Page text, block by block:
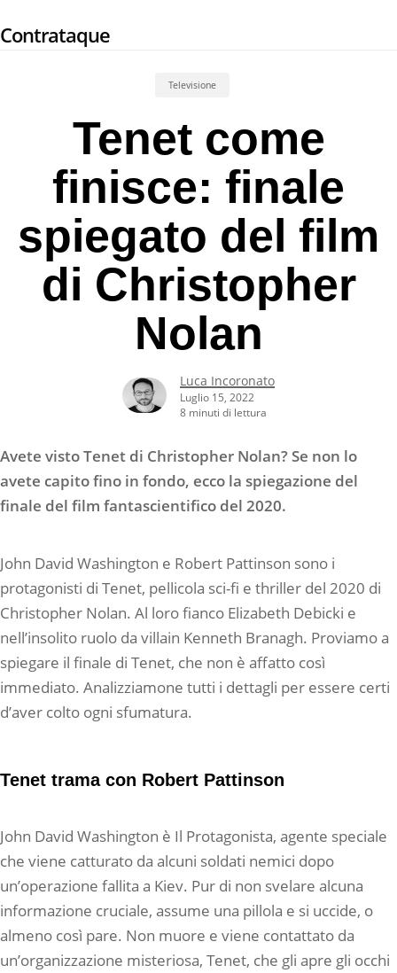
to
Contrataque
Televisione
Tenet come
finisce: finale
spiegato del film
di Christopher
Nolan
Luca Incoronato
Luglio 15, 2022
8 minuti di lettura
Avete visto Tenet di Christopher Nolan? Se non lo
avete capito fino in fondo, ecco la spiegazione del
finale del film fantascientifico del 2020.
John David Washington e Robert Pattinson sono i
protagonisti di Tenet, pellicola sci-fi e thriller del 2020 di
Christopher Nolan. Al loro fianco Elizabeth Debicki e
nell’insolito ruolo da villain Kenneth Branagh. Proviamo a
spiegare il finale di Tenet, che non è affatto così
immediato. Analizziamone tutti i dettagli per essere certi
d’aver colto ogni sfumatura.
Tenet trama con Robert Pattinson
John David Washington è Il Protagonista, agente speciale
che viene catturato da alcuni soldati nemici dopo
un’operazione fallita a Kiev. Pur di non svelare alcuna
informazione cruciale, assume una pillola e si uccide, o
almeno così pare. Non muore e viene contattato da
un’organizzazione misteriosa, Tenet, che gli apre gli occhi